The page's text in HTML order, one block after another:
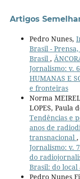
Artigos
Pedro Nunes,
Brasil -
Brasil ,
Jornalismo: v.
HUMANAS E
e fronteiras
Norma
LOPES, Paula
Tendências e
anos de
transnacional ,
Jornalismo: v.
do
Brasil: do
Pedro Nunes